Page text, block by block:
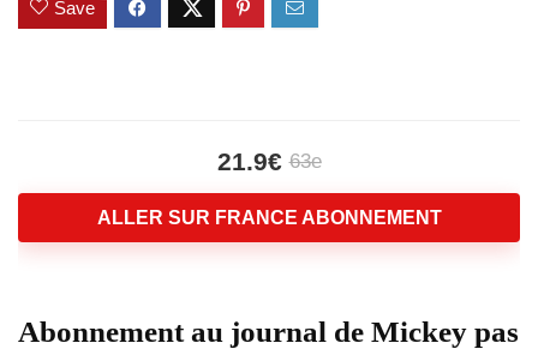
Save
21.9€ 63e
ALLER SUR FRANCE ABONNEMENT
Abonnement au journal de Mickey pas